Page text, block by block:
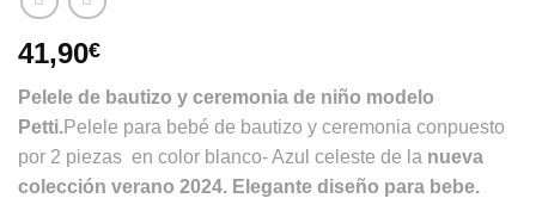
41,90€
Pelele de bautizo y ceremonia de niño modelo
Petti.Pelele para bebé de bautizo y ceremonia conpuesto
por 2 piezas en color blanco- Azul celeste de la nueva
colección verano 2024. Elegante diseño para bebe.